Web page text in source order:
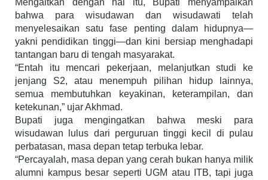
Mengaitkan dengan hal itu, Bupati menyampaikan
bahwa para wisudawan dan wisudawati telah
menyelesaikan satu fase penting dalam hidupnya—
yakni pendidikan tinggi—dan kini bersiap menghadapi
tantangan baru di tengah masyarakat.
“Entah itu mencari pekerjaan, melanjutkan studi ke
jenjang S2, atau menempuh pilihan hidup lainnya,
semua membutuhkan keyakinan, keterampilan, dan
ketekunan,” ujar Akhmad.
Bupati juga mengingatkan bahwa meski para
wisudawan lulus dari perguruan tinggi kecil di pulau
perbatasan, masa depan tetap terbuka lebar.
“Percayalah, masa depan yang cerah bukan hanya milik
alumni kampus besar seperti UGM atau ITB, tapi juga